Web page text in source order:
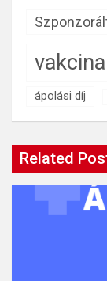
vakcina
ápolási díj
Related